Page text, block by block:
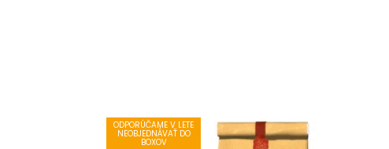
ODPORÚČAME V LETE
NEOBJEDNÁVAŤ DO
BOXOV